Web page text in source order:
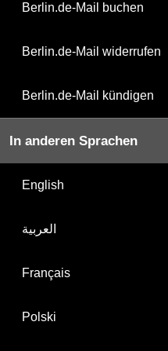
Berlin.de-Mail buchen
Berlin.de-Mail widerrufen
Berlin.de-Mail kündigen
In anderen Sprachen
English
العربية
Français
Polski